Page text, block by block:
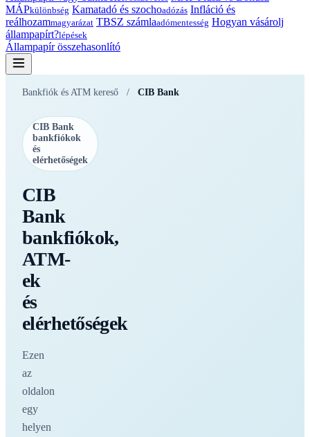
MÁPkülönbség Kamatadó és szochoadózás Infláció és
reálhozammagyarázat TBSZ számlaadómentesség Hogyan vásárolj
állampapírt?lépések
Állampapír összehasonlító
Bankfiók és ATM kereső / CIB Bank
CIB Bank
bankfiókok
és
elérhetőségek
CIB
Bank
bankfiókok,
ATM-
ek
és
elérhetőségek
Ezen
az
oldalon
egy
helyen